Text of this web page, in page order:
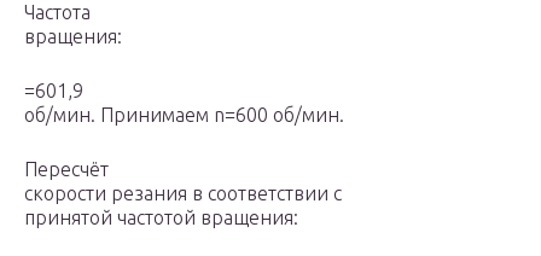
Частота
вращения:
=601,9
об/мин. Принимаем n=600 об/мин.
Пересчёт
скорости резания в соответствии с
принятой частотой вращения: